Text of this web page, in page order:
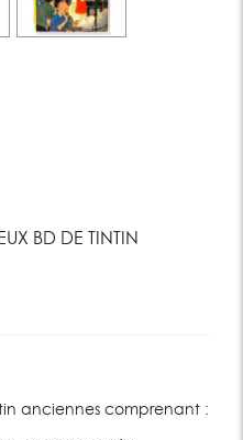
BD DE TINTIN
anciennes comprenant :